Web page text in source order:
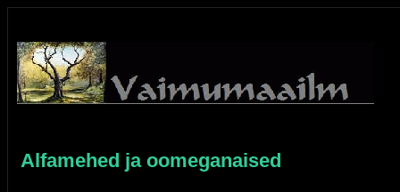
Alfamehed ja oomeganaised